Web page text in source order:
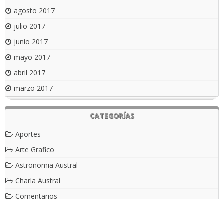
agosto 2017
julio 2017
junio 2017
mayo 2017
abril 2017
marzo 2017
CATEGORÍAS
Aportes
Arte Grafico
Astronomia Austral
Charla Austral
Comentarios